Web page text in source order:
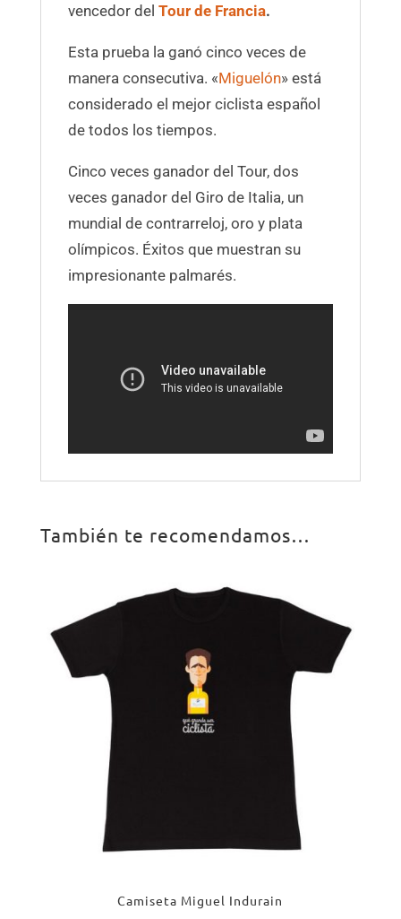
vencedor del Tour de Francia.
Esta prueba la ganó cinco veces de
manera consecutiva. «Miguelón» está
considerado el mejor ciclista español
de todos los tiempos.
Cinco veces ganador del Tour, dos
veces ganador del Giro de Italia, un
mundial de contrarreloj, oro y plata
olímpicos. Éxitos que muestran su
impresionante palmarés.
También te recomendamos…
Camiseta Miguel Indurain